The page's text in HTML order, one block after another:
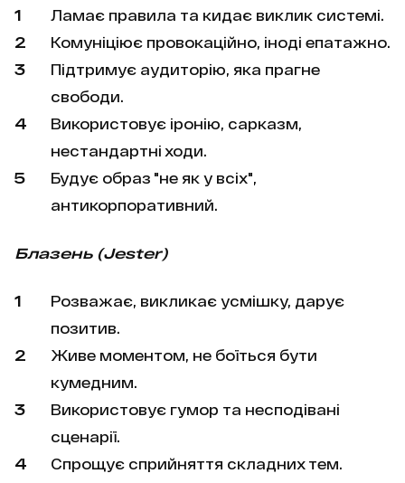
Ламає правила та кидає виклик системі.
Комуніціює провокаційно, іноді епатажно.
Підтримує аудиторію, яка прагне
свободи.
Використовує іронію, сарказм,
нестандартні ходи.
Будує образ "не як у всіх",
антикорпоративний.
Блазень (Jester)
Розважає, викликає усмішку, дарує
позитив.
Живе моментом, не боїться бути
кумедним.
Використовує гумор та несподівані
сценарії.
Спрощує сприйняття складних тем.